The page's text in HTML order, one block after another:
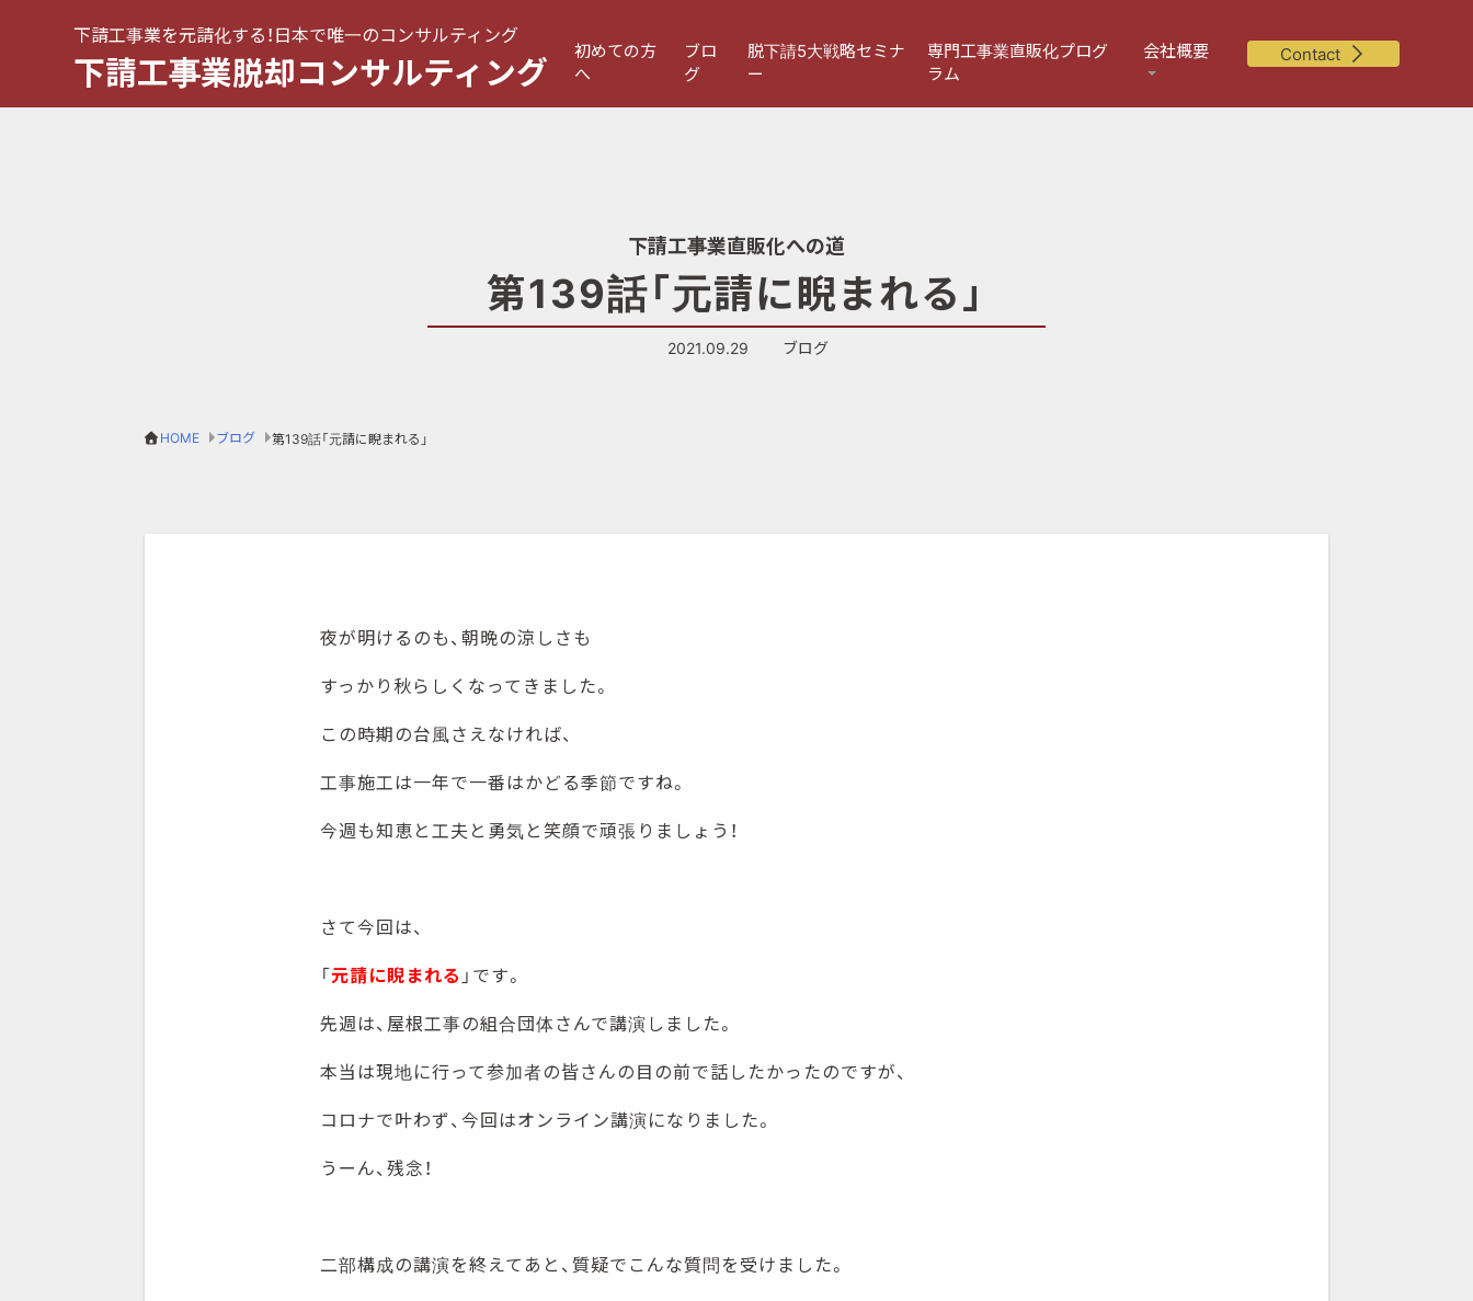
下請工事業を元請化する！日本で唯一のコンサルティング
下請工事業脱却コンサルティング
初めての方
へ
ブロ
グ
脱下請5大戦略セミナ
ー
専門工事業直販化プログ
ラム
会社概要 Contact
下請工事業直販化への道
第139話「元請に睨まれる」
2021.09.29 ブログ
HOME ブログ 第139話「元請に睨まれる」
夜が明けるのも、朝晩の涼しさも
すっかり秋らしくなってきました。
この時期の台風さえなければ、
工事施工は一年で一番はかどる季節ですね。
今週も知恵と工夫と勇気と笑顔で頑張りましょう！
さて今回は、
「元請に睨まれる 」です。
先週は、屋根工事の組合団体さんで講演しました。
本当は現地に行って参加者の皆さんの目の前で話したかったのですが、
コロナで叶わず、今回はオンライン講演になりました。
うーん、残念！
二部構成の講演を終えてあと、質疑でこんな質問を受けました。